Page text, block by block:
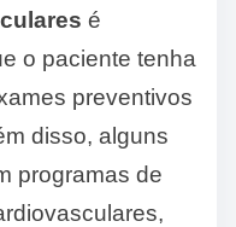
é
o paciente tenha
preventivos
disso, alguns
programas de